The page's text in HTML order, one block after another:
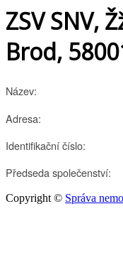
ZSV SNV,
Brod,
Název:
Adresa:
Identifikační číslo:
Předseda společenství:
Copyright © Správa